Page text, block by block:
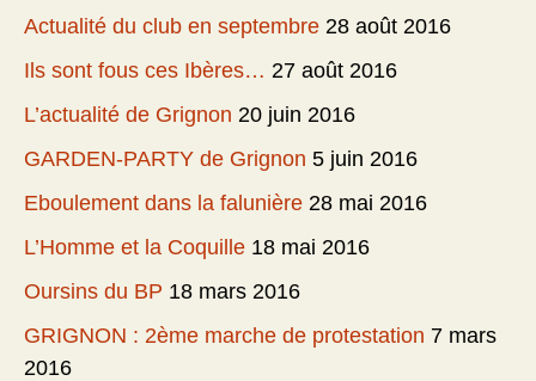
Actualité du club en septembre 28 août 2016
Ils sont fous ces Ibères… 27 août 2016
L’actualité de Grignon 20 juin 2016
GARDEN-PARTY de Grignon 5 juin 2016
Eboulement dans la falunière 28 mai 2016
L’Homme et la Coquille 18 mai 2016
Oursins du BP 18 mars 2016
GRIGNON : 2ème marche de protestation 7 mars
2016